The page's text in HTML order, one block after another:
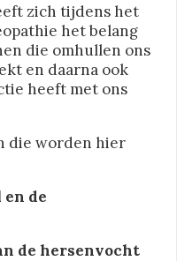
zich tijdens het
het belang
die omhullen ons
en daarna ook
heeft met ons
die worden hier
en de
de hersenvocht